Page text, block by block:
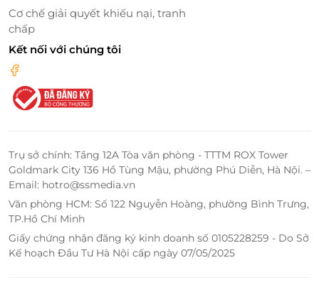
Thẻ quà tặng LifeLink là món quà lý tưởng để bạn và
người thân cùng nhau khám phá hương vị mới từ
Chixmax - nơi hội tụ những món gà sốt “có một
không hai”. Mua ngay tại LifeLink.vn để nhận thêm
Đừng bỏ lỡ cơ hội trải nghiệm những miếng gà đẫm
Cơ chế giải quyết khiếu nại, tranh
chấp
Kết nối với chúng tôi
Trụ sở chính: Tầng 12A Tòa văn phòng - TTTM ROX Tower
Goldmark City 136 Hồ Tùng Mậu, phường Phú Diễn, Hà Nội. –
Email: hotro@ssmedia.vn
Văn phòng HCM: Số 122 Nguyễn Hoàng, phường Bình Trưng,
TP.Hồ Chí Minh
Giấy chứng nhận đăng ký kinh doanh số 0105228259 - Do Sở
Kế hoạch Đầu Tư Hà Nội cấp ngày 07/05/2025